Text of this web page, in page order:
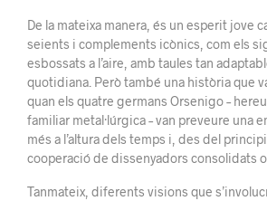
De la mateixa manera, és un esperit jove
seients i complements icònics, com els
esbossats a l’aire, amb taules tan
quotidiana. Però també una història que
quan els quatre germans Orsenigo –
familiar metal·lúrgica – van preveure una
més a l’altura dels temps i, des del
cooperació de dissenyadors consolidats
Tanmateix, diferents visions que